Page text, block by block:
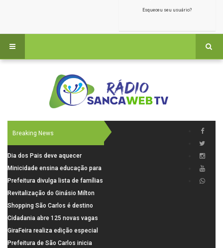
Esqueceu seu usuário?
Breaking News
Dia dos Pais deve aquecer
comércio de São Carlos com
renda em alta e maior circulação
de consumidores
Minicidade ensina educação para
o trânsito a 264 crianças da rede
municipal
Prefeitura divulga lista de famílias
pré-selecionadas pela Caixa para
o Residencial Santa Felícia
Revitalização do Ginásio Milton
Olaio filho avança com obras de
recuperação
Shopping São Carlos é destino
para celebrar o Dia dos Pais com
presentes, gastronomia e lazer
Cidadania abre 125 novas vagas
para oficinas de convivência
GiraFeira realiza edição especial
de Dia dos Pais neste domingo (9)
Prefeitura de São Carlos inicia